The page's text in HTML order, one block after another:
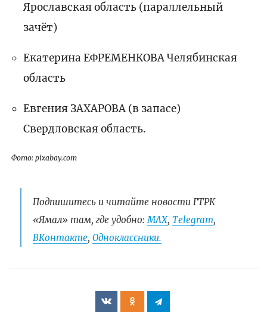
Ярославская область (параллельный
зачёт)
Екатерина ЕФРЕМЕНКОВА Челябинская
область
Евгения ЗАХАРОВА (в запасе)
Свердловская область.
Фото: pixabay.com
Подпишитесь и читайте новости ГТРК
«Ямал» там, где удобно:МАХ, Telegram,
ВКонтакте, Одноклассники.